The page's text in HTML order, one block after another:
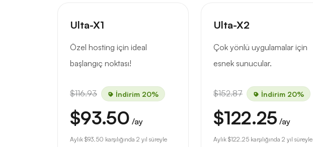
Ulta-X1
Özel hosting için ideal
başlangıç noktası!
$116.93 İndirim 20%
$93.50 /ay
Aylık $93.50 karşılığında 2 yıl süreyle
Ulta-X2
Çok yönlü uygulamalar için
esnek sunucular.
$152.87 İndirim 20%
$122.25 /ay
Aylık $122.25 karşılığında 2 yıl süreyle